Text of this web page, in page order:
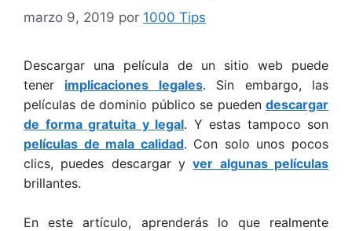
marzo 9, 2019 por 1000 Tips
Descargar una película de un sitio web puede
tener implicaciones legales. Sin embargo, las
películas de dominio público se pueden descargar
de forma gratuita y legal. Y estas tampoco son
películas de mala calidad. Con solo unos pocos
clics, puedes descargar yver algunas películas
brillantes.
En este artículo, aprenderás lo que realmente